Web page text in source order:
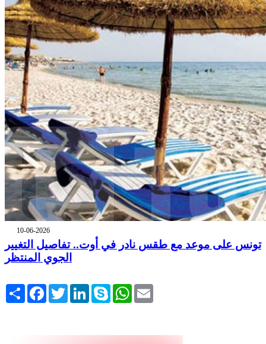
10-06-2026
تونس على موعد مع طقس نادر في أوت.. تفاصيل التغيير
الجوي المنتظر
Share FacebookTwitterLinkedInSkype WhatsApp